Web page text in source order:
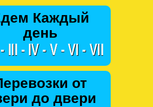
Каждый
день
от
до двери